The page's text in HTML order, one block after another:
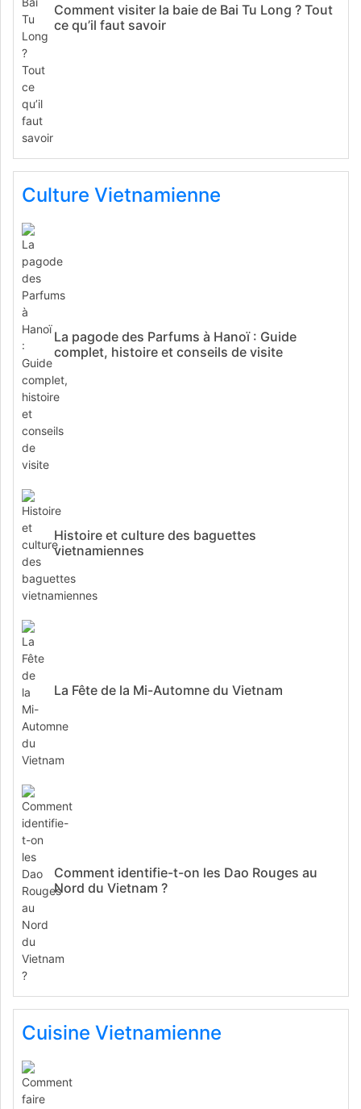
Comment visiter la baie de Bai Tu Long ? Tout
ce qu’il faut savoir
Culture Vietnamienne
La pagode des Parfums à Hanoï : Guide
complet, histoire et conseils de visite
Histoire et culture des baguettes
vietnamiennes
La Fête de la Mi-Automne du Vietnam
Comment identifie-t-on les Dao Rouges au
Nord du Vietnam ?
Cuisine Vietnamienne